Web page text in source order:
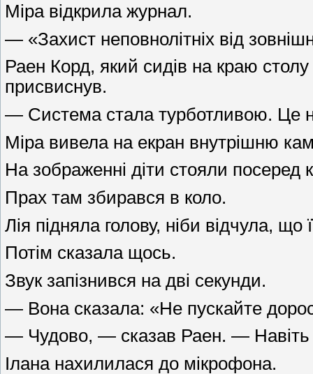
Міра відкрила журнал.
— «Захист неповнолітніх від
Раен Корд, який сидів на краю
присвиснув.
— Система стала турботливою. Це
Міра вивела на екран внутрішню
На зображенні діти стояли
Прах там збирався в коло.
Лія підняла голову, ніби відчула,
Потім сказала щось.
Звук запізнився на дві секунди.
— Вона сказала: «Не пускайте
— Чудово, — сказав Раен. — Навіть
Ілана нахилилася до мікрофона.